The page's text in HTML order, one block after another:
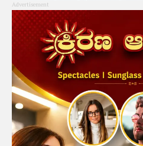
Advertisement